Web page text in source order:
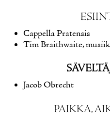
Cap­pel­la Pra­ten­sis
Tim Braithwai­te,
Jacob Obrecht
PAIK­KA,